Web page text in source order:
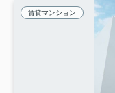
賃貸マンション